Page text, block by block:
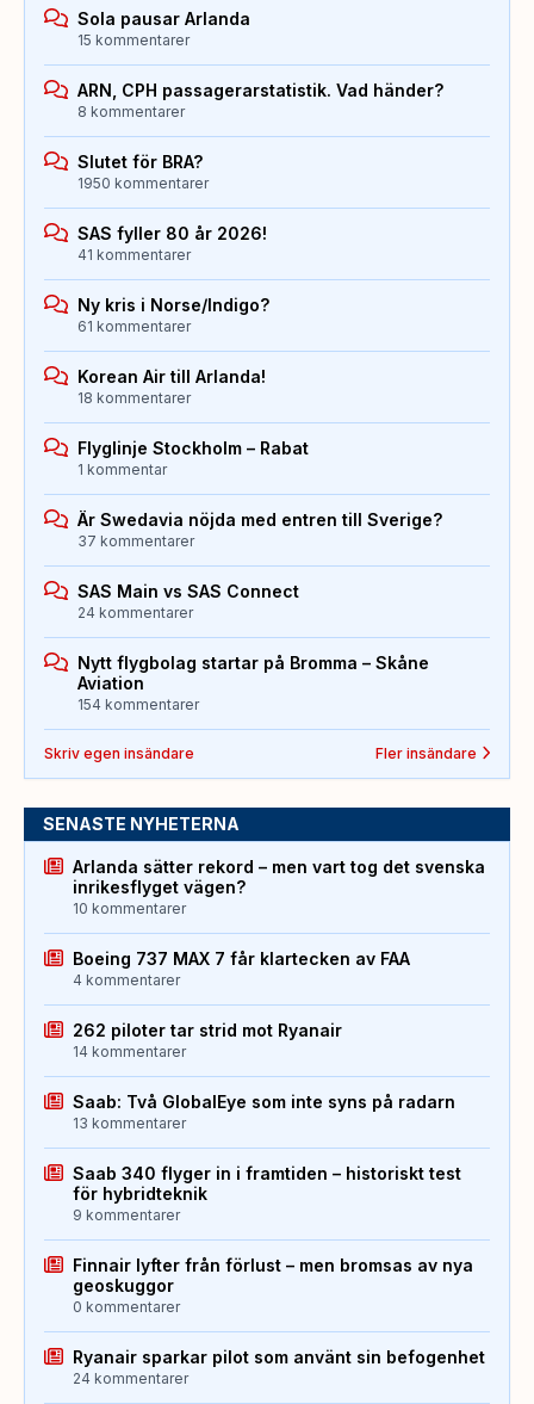
Sola pausar Arlanda
15 kommentarer
ARN, CPH passagerarstatistik. Vad händer?
8 kommentarer
Slutet för BRA?
1950 kommentarer
SAS fyller 80 år 2026!
41 kommentarer
Ny kris i Norse/Indigo?
61 kommentarer
Korean Air till Arlanda!
18 kommentarer
Flyglinje Stockholm – Rabat
1 kommentar
Är Swedavia nöjda med entren till Sverige?
37 kommentarer
SAS Main vs SAS Connect
24 kommentarer
Nytt flygbolag startar på Bromma – Skåne
Aviation
154 kommentarer
Skriv egen insändare Fler insändare
SENASTE NYHETERNA
Arlanda sätter rekord – men vart tog det svenska
inrikesflyget vägen?
10 kommentarer
Boeing 737 MAX 7 får klartecken av FAA
4 kommentarer
262 piloter tar strid mot Ryanair
14 kommentarer
Saab: Två GlobalEye som inte syns på radarn
13 kommentarer
Saab 340 flyger in i framtiden – historiskt test
för hybridteknik
9 kommentarer
Finnair lyfter från förlust – men bromsas av nya
geoskuggor
0 kommentarer
Ryanair sparkar pilot som använt sin befogenhet
24 kommentarer